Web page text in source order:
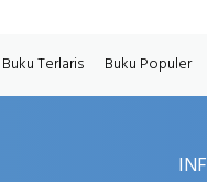
Buku Terlaris Buku Populer